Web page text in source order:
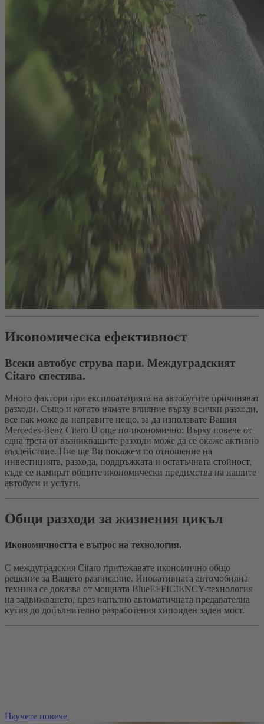
Икономическа ефективност
Всеки автобус струва пари. Междуградският
Citaro спестява.
Много фактори при експлоатацията на автобусите причиняват
разходи. Също и когато нямате влияние върху всички разходи,
все пак може да направите нещо, за да използвате Вашия
Mercedes‑Benz Citaro Ü още по-икономично: Върху повече от
една трета от възникващите разходи може да се окаже активно
въздействие. Ние ще Ви покажем по отношение на
инвестицията, разхода, поддръжката и остатъчната стойност,
къде се намират общите икономически предимства на нашите
автобуси и услуги.
Общи разходи за жизнения цикъл
Икономичността е въпрос на технология.
С междуградския Citaro притежавате икономично общо
решение за Вашето разписание. Иновативната автомобилна
техника се доказва от мощната BlueEFFICIENCY-технология
на задвижването, през напълно автоматичната предавателна
кутия до допълнително разработения хипоиден заден мост.
Научете повече